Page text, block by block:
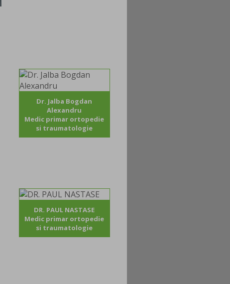
Dr. Jalba Bogdan
Alexandru
Medic primar ortopedie
si traumatologie
DR. PAUL NASTASE
Medic primar ortopedie
si traumatologie